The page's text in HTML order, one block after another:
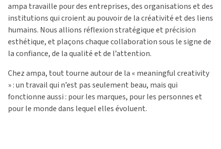
ampa travaille pour des entreprises, des organisations et des
institutions qui croient au pouvoir de la créativité et des liens
humains. Nous allions réflexion stratégique et précision
esthétique, et plaçons chaque collaboration sous le signe de
la confiance, de la qualité et de l’attention.
Chez ampa, tout tourne autour de la « meaningful creativity
» : un travail qui n’est pas seulement beau, mais qui
fonctionne aussi : pour les marques, pour les personnes et
pour le monde dans lequel elles évoluent.